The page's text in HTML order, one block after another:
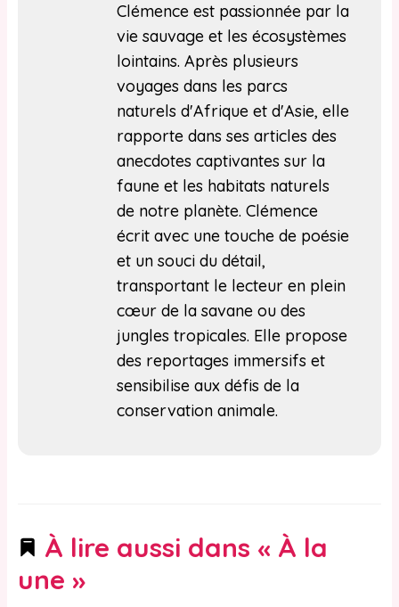
Clémence est passionnée par la
vie sauvage et les écosystèmes
lointains. Après plusieurs
voyages dans les parcs
naturels d'Afrique et d'Asie, elle
rapporte dans ses articles des
anecdotes captivantes sur la
faune et les habitats naturels
de notre planète. Clémence
écrit avec une touche de poésie
et un souci du détail,
transportant le lecteur en plein
cœur de la savane ou des
jungles tropicales. Elle propose
des reportages immersifs et
sensibilise aux défis de la
conservation animale.
À lire aussi dans « À la
une »